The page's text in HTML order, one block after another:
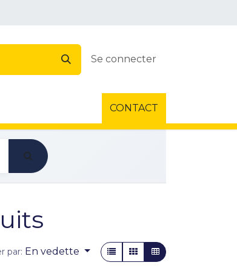
Se connecter
CONTACT
par: En vedette